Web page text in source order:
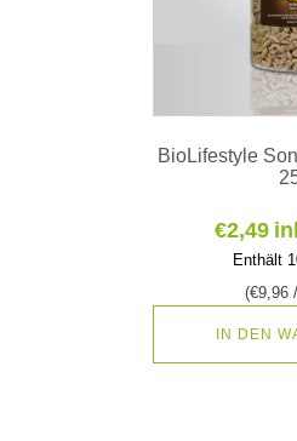
BioLifestyle
€2,49
Enthält
(€9,96
IN DEN